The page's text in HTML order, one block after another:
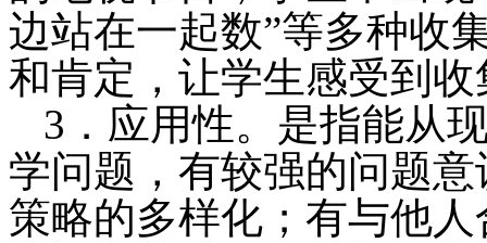
边站在一起数”等多种收
和肯定，让学生感受到
3．应用性。是指能从
学问题，有较强的问题
策略的多样化；有与他